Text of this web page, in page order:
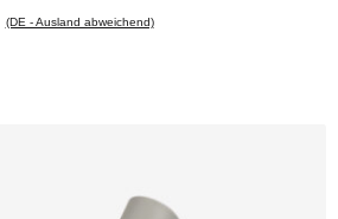
(DE - Ausland abweichend)